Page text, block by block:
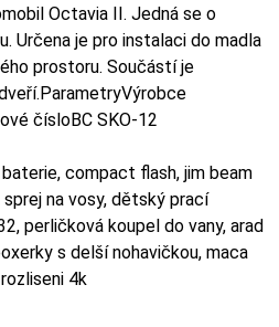
Octavia II. Jedná se o
Určena je pro instalaci do madla
prostoru. Součástí je
čísloBC SKO-12
compact flash, jim beam
na vosy, dětský prací
perličková koupel do vany, arad
s delší nohavičkou, maca
4k